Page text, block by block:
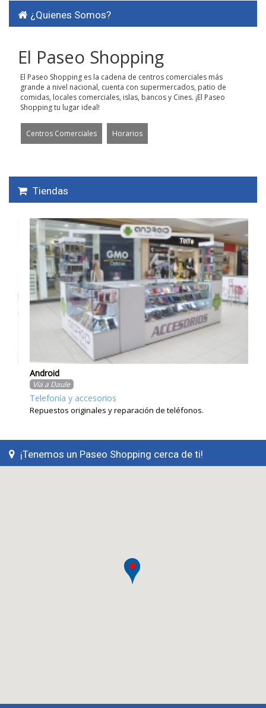
¿Quienes Somos?
El Paseo Shopping
El Paseo Shopping es la cadena de centros comerciales más
grande a nivel nacional, cuenta con supermercados, patio de
comidas, locales comerciales, islas, bancos y Cines. ¡El Paseo
Shopping tu lugar ideal!
Centros Comerciales Horarios
Tiendas
Android
Vía a Daule
Telefonía y accesorios
Repuestos originales y reparación de teléfonos.
¡Tenemos un Paseo Shopping cerca de ti!